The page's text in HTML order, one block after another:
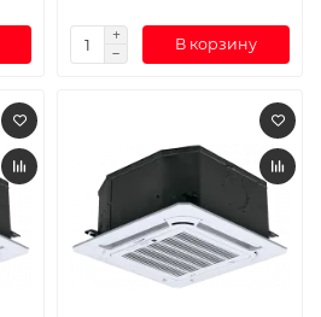
В корзину